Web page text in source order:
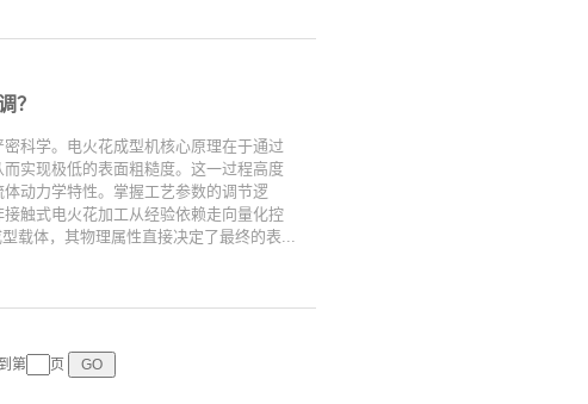
？
科学。电火花成型机核心原理在于通过
实现极低的表面粗糙度。这一过程高度
动力学特性。掌握工艺参数的调节逻
触式电火花加工从经验依赖走向量化控
载体，其物理属性直接决定了最终的表...
第 页